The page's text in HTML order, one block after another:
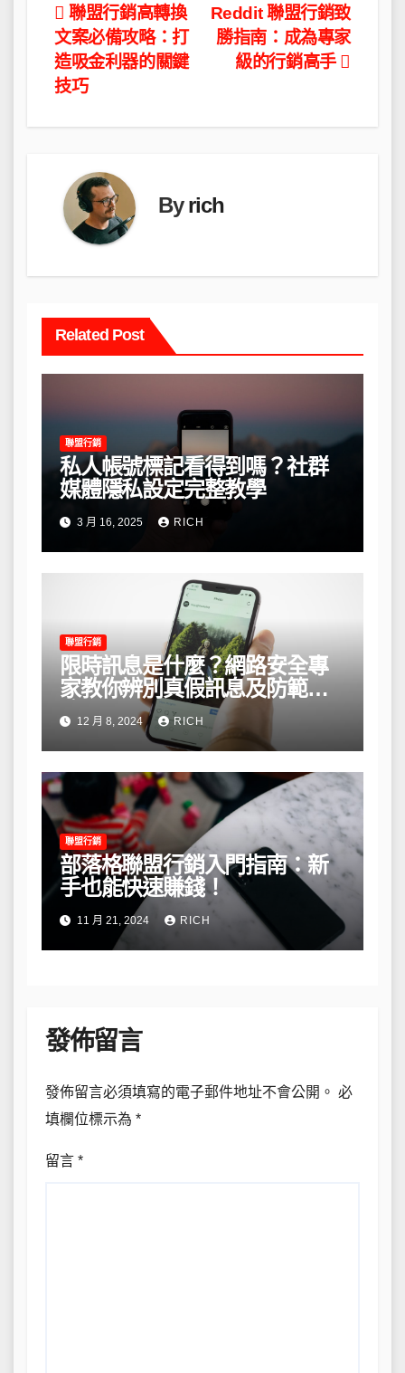
文
章
導
覽
Reddit 聯盟行銷致
勝指南：成為專家
級的行銷高手
聯盟行銷高轉換
文案必備攻略：打
造吸金利器的關鍵
技巧
Byrich
Related Post
聯盟行銷
私人帳號標記看得到嗎？社群
媒體隱私設定完整教學
3 月 16, 2025 RICH
聯盟行銷
限時訊息是什麼？網路安全專
家教你辨別真假訊息及防範風
險12 月 8, 2024 RICH
聯盟行銷
部落格聯盟行銷入門指南：新
手也能快速賺錢！
11 月 21, 2024 RICH
發佈留言
發佈留言必須填寫的電子郵件地址不會公開。 必
填欄位標示為 *
留言 *